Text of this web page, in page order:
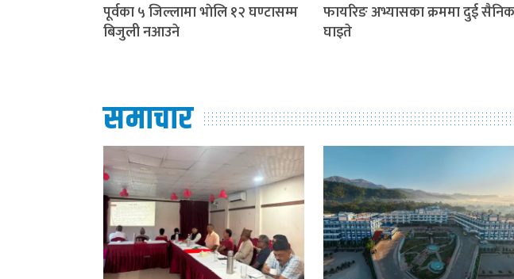
पूर्वका ५ जिल्लामा भाेलि १२ घण्टासम्म
बिजुली नआउने
फायरिङ अभ्यासका क्रममा दुई सैनिक
घाइते
समाचार